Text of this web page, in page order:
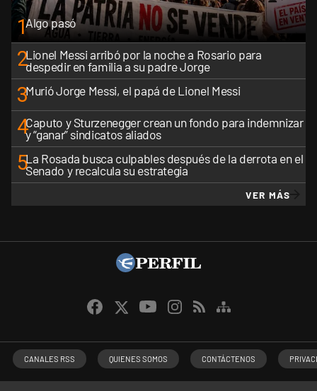
1Algo pasó
2Lionel Messi arribó por la noche a Rosario para
despedir en familia a su padre Jorge
3Murió Jorge Messi, el papá de Lionel Messi
4Caputo y Sturzenegger crean un fondo para indemnizar
y “ganar” sindicatos aliados
5La Rosada busca culpables después de la derrota en el
Senado y recalcula su estrategia
VER MÁS
CANALES RSS QUIENES SOMOS CONTÁCTENOS